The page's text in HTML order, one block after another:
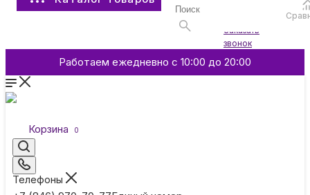
Заказать
звонок
Работаем ежедневно с 10:00 до 20:00
Корзина 0
Телефоны
Аксессуары
Смартфоны и гаджеты